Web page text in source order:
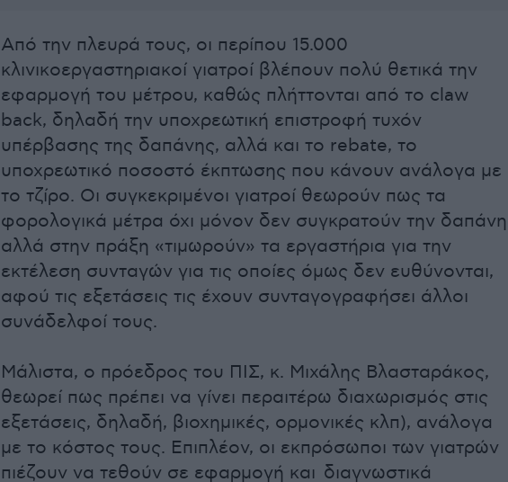
Από την πλευρά τους, οι περίπου 15.000
κλινικοεργαστηριακοί γιατροί βλέπουν πολύ θετικά την
εφαρμογή του μέτρου, καθώς πλήττονται από το claw
back, δηλαδή την υποχρεωτική επιστροφή τυχόν
υπέρβασης της δαπάνης, αλλά και το rebate, το
υποχρεωτικό ποσοστό έκπτωσης που κάνουν ανάλογα με
το τζίρο. Οι συγκεκριμένοι γιατροί θεωρούν πως τα
φορολογικά μέτρα όχι μόνον δεν συγκρατούν την δαπάνη
αλλά στην πράξη «τιμωρούν» τα εργαστήρια για την
εκτέλεση συνταγών για τις οποίες όμως δεν ευθύνονται,
αφού τις εξετάσεις τις έχουν συνταγογραφήσει άλλοι
συνάδελφοί τους.
Μάλιστα, ο πρόεδρος του ΠΙΣ, κ. Μιχάλης Βλασταράκος,
θεωρεί πως πρέπει να γίνει περαιτέρω διαχωρισμός στις
εξετάσεις, δηλαδή, βιοχημικές, ορμονικές κλπ), ανάλογα
με το κόστος τους. Επιπλέον, οι εκπρόσωποι των γιατρών
πιέζουν να τεθούν σε εφαρμογή και διαγνωστικά